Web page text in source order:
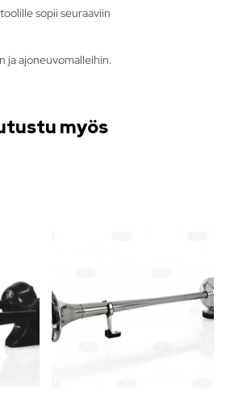
sopii seuraaviin
ja ajoneuvomalleihin.
myös